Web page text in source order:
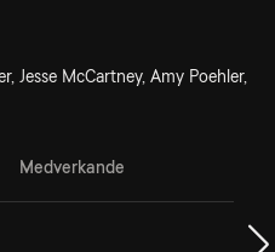
Jesse McCartney, Amy Poehler,
Medverkande